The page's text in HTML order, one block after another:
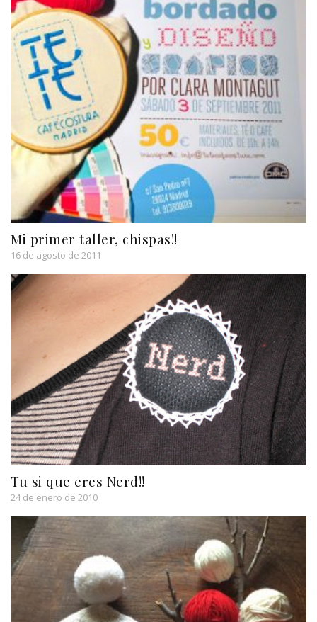
Mi primer taller, chispas!!
16 de agosto de 2011
Tu si que eres Nerd!!
24 de enero de 2010